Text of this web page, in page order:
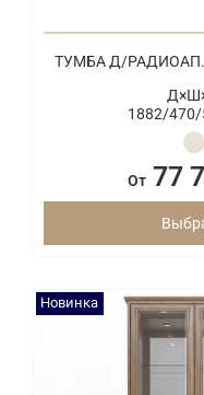
ТУМБА Д/РАДИОАП.
1882/470/
От77
Новинка